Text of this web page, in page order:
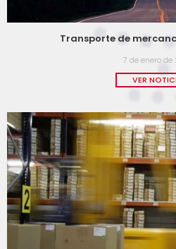
Transporte de
7 de enero de
VER